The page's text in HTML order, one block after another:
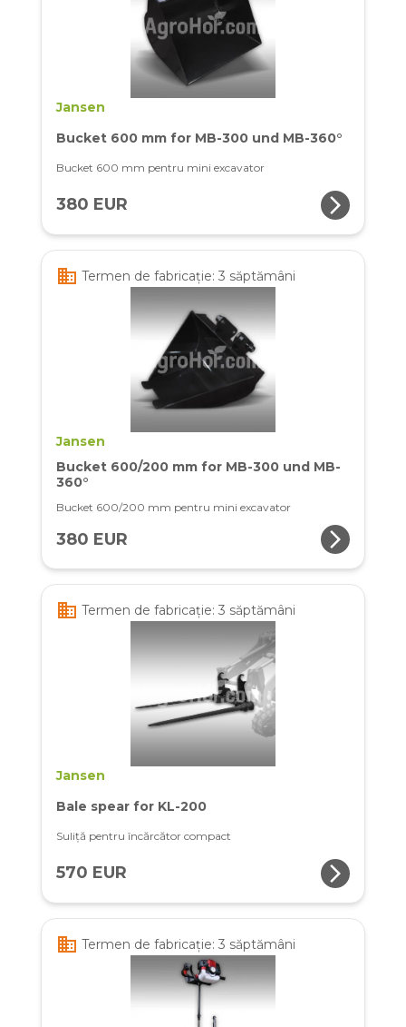
Jansen
Bucket 600 mm for MB-300 und MB-360°
Bucket 600 mm pentru mini excavator
380 EUR arrow_forward_ios
business Termen de fabricație: 3 săptămâni
Jansen
Bucket 600/200 mm for MB-300 und MB-
360°
Bucket 600/200 mm pentru mini excavator
380 EUR arrow_forward_ios
business Termen de fabricație: 3 săptămâni
Jansen
Bale spear for KL-200
Suliță pentru încărcător compact
570 EUR arrow_forward_ios
business Termen de fabricație: 3 săptămâni